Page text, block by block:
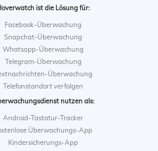
ist die Lösung für:
Facebook-Überwachung
Snapchat-Überwachung
Whatsapp-Überwachung
Telegram-Überwachung
Überwachung
Telefonstandort verfolgen
nutzen als:
Android-Tastatur-Tracker
Überwachungs-App
Kindersicherungs-App